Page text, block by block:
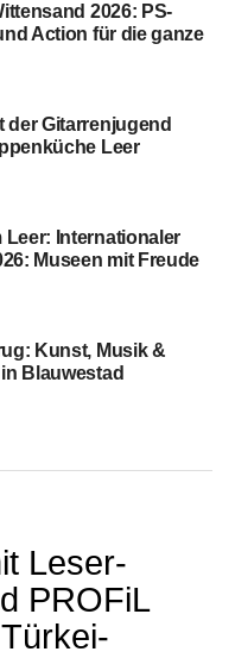
2026: PS-
Action für die gan­ze
der Gitarren­ju­gend
Leer
Leer: Inter­na­tio­na­ler
Muse­en mit Freu­de
Kunst, Musik &
Blauwestad
Lese­r­
PRO­FiL